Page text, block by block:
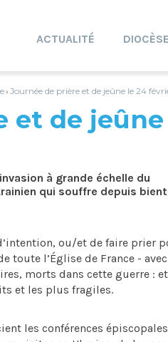
ACTUALITÉ DIOCÈSE
› Journée de prière et de jeûne le 24
et de
à grande échelle du
qui souffre depuis
ou/et de faire prier
l’Église de France -
morts dans cette guerre :
et les plus fragiles.
les conférences